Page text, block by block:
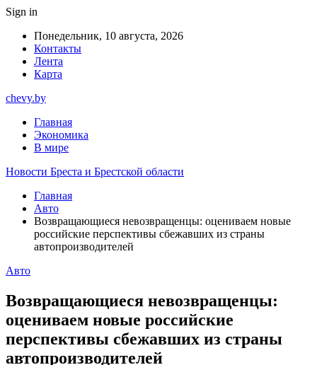
Sign in
Понедельник, 10 августа, 2026
Контакты
Лента
Карта
chevy.by
Главная
Экономика
В мире
Новости Бреста и Брестской области
Главная
Авто
Возвращающиеся невозвращенцы: оцениваем новые
российские перспективы сбежавших из страны
автопроизводителей
Авто
Возвращающиеся невозвращенцы:
оцениваем новые российские
перспективы сбежавших из страны
автопроизводителей